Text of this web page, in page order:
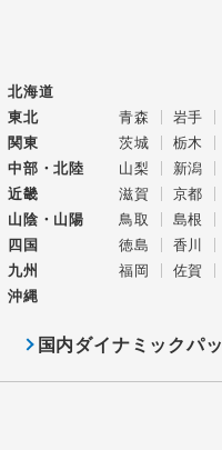
北海道
東北
青森 岩手
関東
茨城 栃木
中部・北陸
山梨 新潟
近畿
滋賀 京都
山陰・山陽
鳥取 島根
四国
徳島 香川
九州
福岡 佐賀
沖縄
国内ダイナミックパ